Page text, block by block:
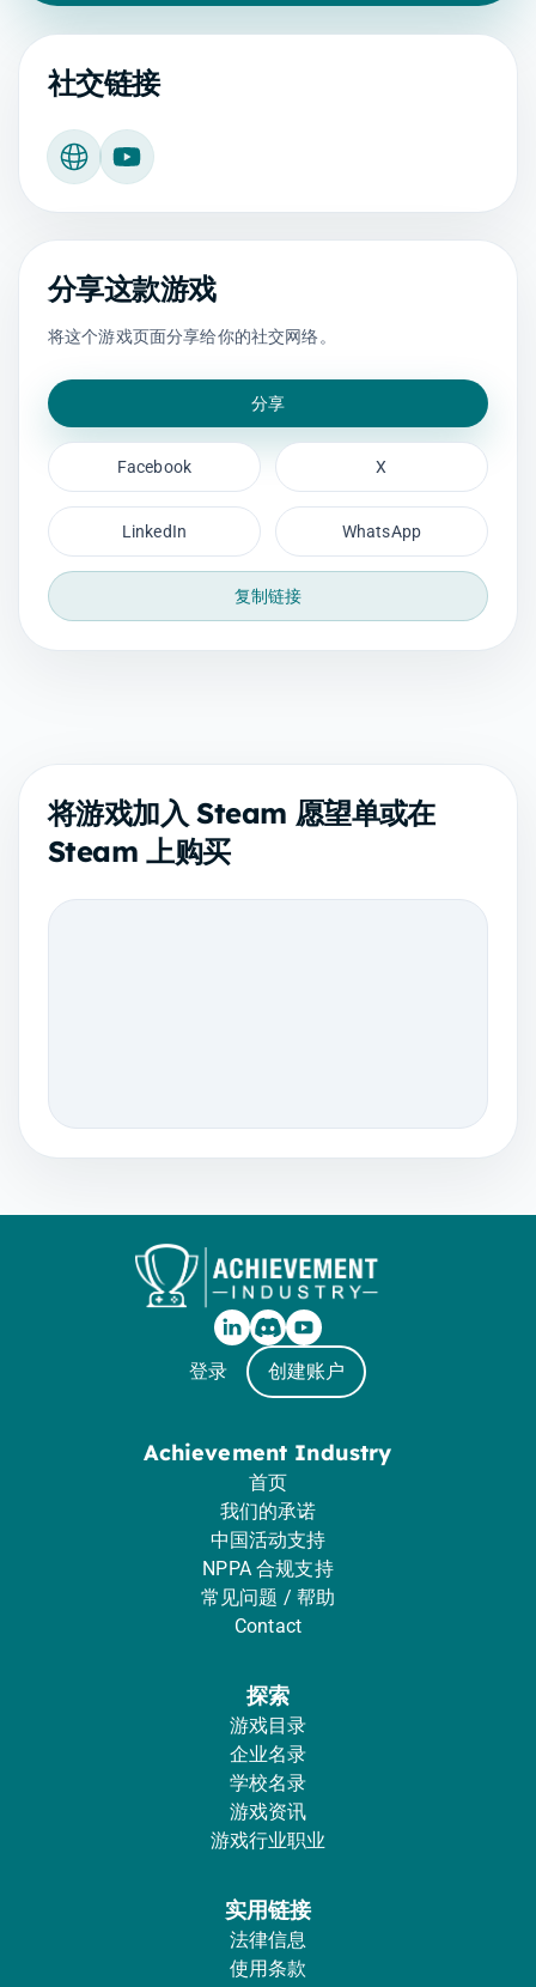
社交链接
官方网站YouTube
分享这款游戏
将这个游戏页面分享给你的社交网络。
分享
Facebook X
LinkedIn WhatsApp
复制链接
将游戏加入 Steam 愿望单或在
Steam 上购买
登录 创建账户
Achievement Industry
首页
我们的承诺
中国活动支持
NPPA 合规支持
常见问题 / 帮助
Contact
探索
游戏目录
企业名录
学校名录
游戏资讯
游戏行业职业
实用链接
法律信息
使用条款